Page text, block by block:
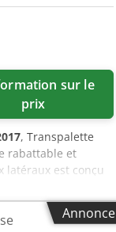
prix
, Transpalette
rabattable et
latéraux est conçu
transpalette pour
adaptée. La série
Annonce